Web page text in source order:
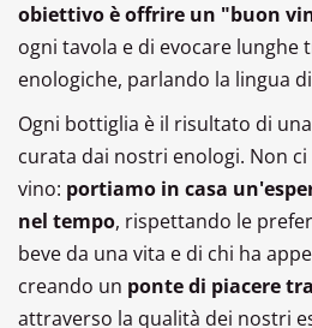
obiettivo è offrire un "buon
ogni tavola e di evocare lunghe
enologiche, parlando la lingua
Ogni bottiglia è il risultato di
curata dai nostri enologi. Non
vino: portiamo in casa
nel tempo, rispettando le
beve da una vita e di chi ha
creando un ponte di piacere
attraverso la qualità dei nostri